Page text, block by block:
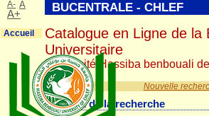
Nouvelle
Résultat de la recherche
BUCENTRALE - CHLEF
Catalogue en Ligne de la
Universitaire
Université Hassiba benbouali
A- A
A+
Accueil